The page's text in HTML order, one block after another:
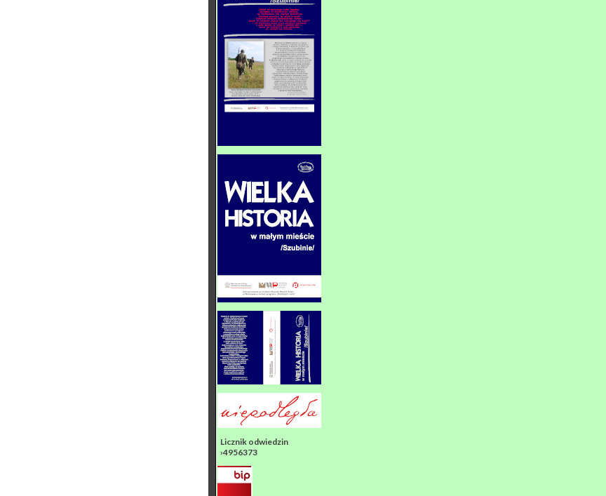
Licznik odwiedzin
›4956373